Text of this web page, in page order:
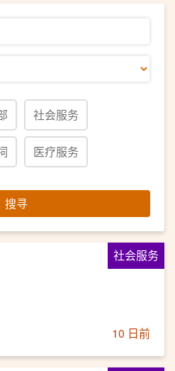
社会服务
医疗服务
搜寻
社会服务
10 日前